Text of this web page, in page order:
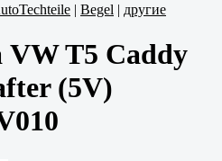
| Begel | другие
VW T5 Caddy
(5V)